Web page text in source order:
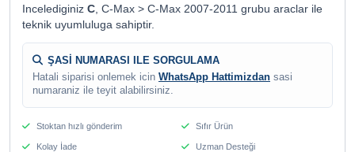
Incelediginiz C, C-Max > C-Max 2007-2011 grubu araclar ile
teknik uyumluluga sahiptir.
ŞASİ NUMARASI ILE SORGULAMA
Hatali siparisi onlemek icin WhatsApp Hattimizdan sasi
numaraniz ile teyit alabilirsiniz.
Stoktan hızlı gönderim Sıfır Ürün
Kolay İade Uzman Desteği